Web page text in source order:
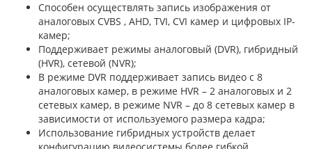
Способен осуществлять запись изображения от
аналоговых CVBS , AHD, TVI, CVI камер и цифровых IP-
камер;
Поддерживает режимы аналоговый (DVR), гибридный
(HVR), сетевой (NVR);
В режиме DVR поддерживает запись видео с 8
аналоговых камер, в режиме HVR – 2 аналоговых и 2
сетевых камер, в режиме NVR – до 8 сетевых камер в
зависимости от используемого размера кадра;
Использование гибридных устройств делает